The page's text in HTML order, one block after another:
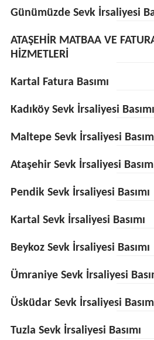
Günümüzde Sevk İrsaliyesi
ATAŞEHİR MATBAA VE
HİZMETLERİ
Kartal Fatura Basımı
Kadıköy Sevk İrsaliyesi Basımı
Maltepe Sevk İrsaliyesi
Ataşehir Sevk İrsaliyesi
Pendik Sevk İrsaliyesi Basımı
Kartal Sevk İrsaliyesi Basımı
Beykoz Sevk İrsaliyesi Basımı
Ümraniye Sevk İrsaliyesi
Üsküdar Sevk İrsaliyesi
Tuzla Sevk İrsaliyesi Basımı